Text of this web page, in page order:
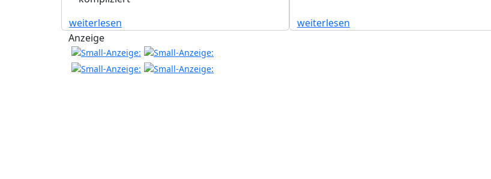
weiterlesen
weiterlesen
Anzeige